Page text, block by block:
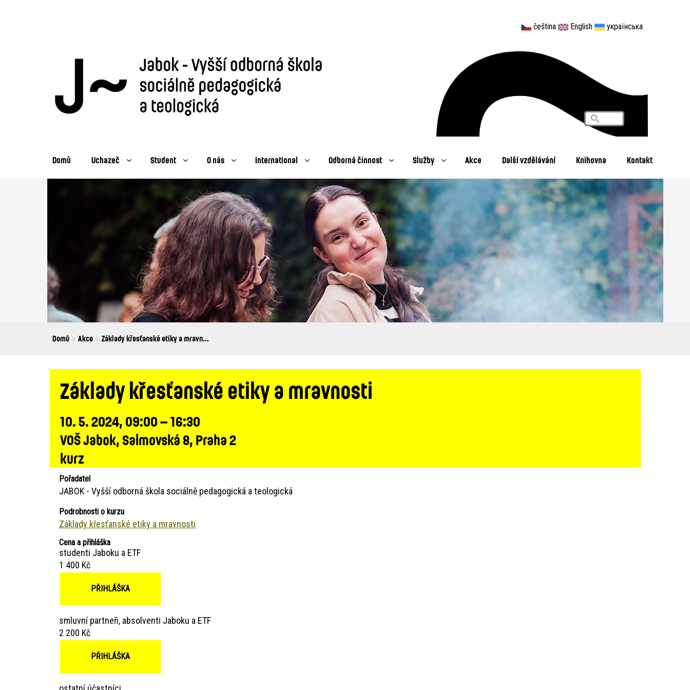
čeština English українська
Vyhledávání
Search
Domů Uchazeč Student O nás International Odborná činnost Služby Akce Další vzdělávání Knihovna Kontakt
Breadcrumbs
You
Domů Akce Základy křesťanské etiky a mravn...
Základy křesťanské etiky a mravnosti
10. 5. 2024, 09:00 – 16:30
VOŠ Jabok, Salmovská 8, Praha 2
kurz
Pořadatel
JABOK - Vyšší odborná škola sociálně pedagogická a teologická
Podrobnosti o kurzu
Základy křesťanské etiky a mravnosti
Cena a přihláška
studenti Jaboku a ETF
1 400 Kč
PŘIHLÁŠKA
smluvní partneři, absolventi Jaboku a ETF
2 200 Kč
PŘIHLÁŠKA